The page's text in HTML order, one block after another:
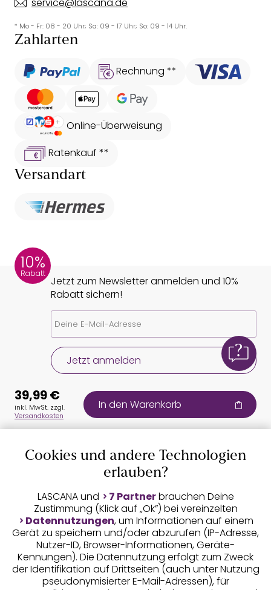
* Mo - Fr: 08 - 20 Uhr; Sa: 09 - 17 Uhr; So: 09 - 14 Uhr.
Zahlarten
Rechnung **
Online-Überweisung
Ratenkauf **
Versandart
10%
Rabatt
Jetzt zum Newsletter anmelden und 10%
Rabatt sichern!
Jetzt anmelden
Auszeichnungen
Geprüfte Sicherheit
39,99 €
inkl. MwSt. zzgl.
Versandkosten
In den Warenkorb
Cookies und andere Technologien
erlauben?
LASCANA und 7 Partnerbrauchen Deine
Zustimmung (Klick auf „Ok”) bei vereinzelten
Datennutzungen, um Informationen auf einem
Gerät zu speichern und/oder abzurufen (IP-Adresse,
Nutzer-ID, Browser-Informationen, Geräte-
Kennungen). Die Datennutzung erfolgt zum Zweck
der Identifikation auf Drittseiten (auch unter Nutzung
pseudonymisierter E-Mail-Adressen), für